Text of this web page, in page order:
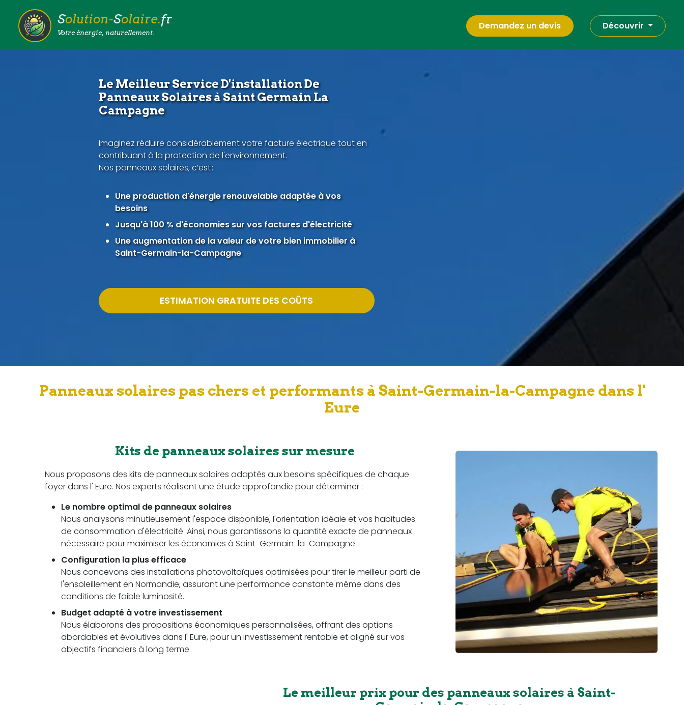
Solution-Solaire.fr
Votre énergie, naturellement.
Demandez un devis Découvrir
Le Meilleur Service D'installation De
Panneaux Solaires à Saint Germain La
Campagne
Imaginez réduire considérablement votre facture électrique tout en
contribuant à la protection de l'environnement.
Nos panneaux solaires, c’est :
Une production d'énergie renouvelable adaptée à vos
besoins
Jusqu'à 100 % d'économies sur vos factures d'électricité
Une augmentation de la valeur de votre bien immobilier à
Saint-Germain-la-Campagne
ESTIMATION GRATUITE DES COÛTS
Panneaux solaires pas chers et performants à Saint-Germain-la-Campagne dans l'
Eure
Kits de panneaux solaires sur mesure
Nous proposons des kits de panneaux solaires adaptés aux besoins spécifiques de chaque
foyer dans l' Eure. Nos experts réalisent une étude approfondie pour déterminer :
Le nombre optimal de panneaux solaires
Nous analysons minutieusement l'espace disponible, l'orientation idéale et vos habitudes
de consommation d'électricité. Ainsi, nous garantissons la quantité exacte de panneaux
nécessaire pour maximiser les économies à Saint-Germain-la-Campagne.
Configuration la plus efficace
Nous concevons des installations photovoltaïques optimisées pour tirer le meilleur parti de
l'ensoleillement en Normandie, assurant une performance constante même dans des
conditions de faible luminosité.
Budget adapté à votre investissement
Nous élaborons des propositions économiques personnalisées, offrant des options
abordables et évolutives dans l' Eure, pour un investissement rentable et aligné sur vos
objectifs financiers à long terme.
Le meilleur prix pour des panneaux solaires à Saint-